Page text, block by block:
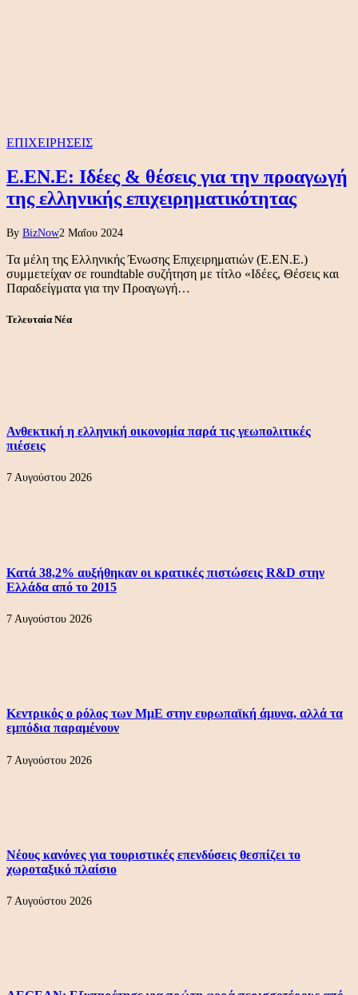
ΕΠΙΧΕΙΡΗΣΕΙΣ
Ε.ΕΝ.Ε: Ιδέες & θέσεις για την προαγωγή
της ελληνικής επιχειρηματικότητας
By BizNow2 Μαΐου 2024
Τα μέλη της Ελληνικής Ένωσης Επιχειρηματιών (Ε.ΕΝ.Ε.)
συμμετείχαν σε roundtable συζήτηση με τίτλο «Ιδέες, Θέσεις και
Παραδείγματα για την Προαγωγή…
Τελευταία Νέα
Ανθεκτική η ελληνική οικονομία παρά τις γεωπολιτικές
πιέσεις
7 Αυγούστου 2026
Κατά 38,2% αυξήθηκαν οι κρατικές πιστώσεις R&D στην
Ελλάδα από το 2015
7 Αυγούστου 2026
Κεντρικός ο ρόλος των ΜμΕ στην ευρωπαϊκή άμυνα, αλλά τα
εμπόδια παραμένουν
7 Αυγούστου 2026
Νέους κανόνες για τουριστικές επενδύσεις θεσπίζει το
χωροταξικό πλαίσιο
7 Αυγούστου 2026